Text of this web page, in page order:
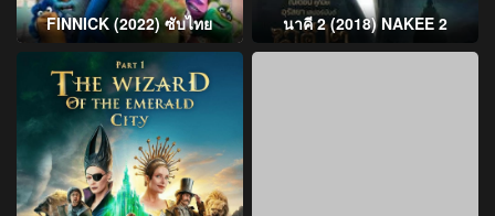
FINNICK (2022) ซับไทย นาคี 2 (2018) NAKEE 2